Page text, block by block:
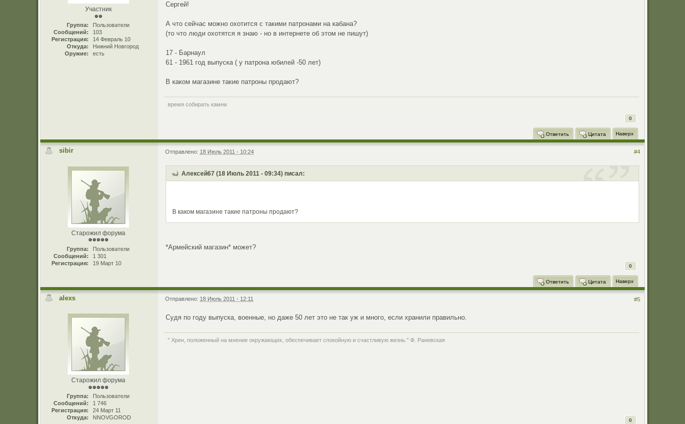
Участник
Группа:
Пользователи
Сообщений:
103
Регистрация:
14 Февраль 10
Откуда:
Нижний Новгород
Оружие:
есть
Сергей!
А что сейчас можно охотится с такими патронами на кабана?
(то что люди охотятся я знаю - но в интернете об этом не пишут)
17 - Барнаул
61 - 1961 год выпуска ( у патрона юбилей -50 лет)
В каком магазине такие патроны продают?
время собирать камни
0
Наверх
Цитата
Ответить
#4
sibir
Старожил форума
Группа:
Пользователи
Сообщений:
1 301
Регистрация:
19 Март 10
Отправлено: 18 Июль 2011 - 10:24
Алексей67 (18 Июль 2011 - 09:34) писал:
В каком магазине такие патроны продают?
*Армейский магазин* может?
0
Наверх
Цитата
Ответить
#5
alexs
Старожил форума
Группа:
Пользователи
Сообщений:
1 746
Регистрация:
24 Март 11
Откуда:
NNOVGOROD
Отправлено: 18 Июль 2011 - 12:11
Судя по году выпуска, военные, но даже 50 лет это не так уж и много, если хранили правильно.
" Хрен, положенный на мнение окружающих, обеспечивает спокойную и счастливую жизнь." Ф. Раневская
0